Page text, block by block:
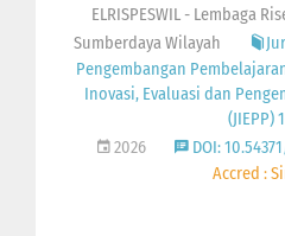
ELRISPESWIL - Lembaga
Sumberdaya Wilayah
Pengembangan
Inovasi, Evaluasi dan
(JIEPP)
2026
DOI:
Accred :